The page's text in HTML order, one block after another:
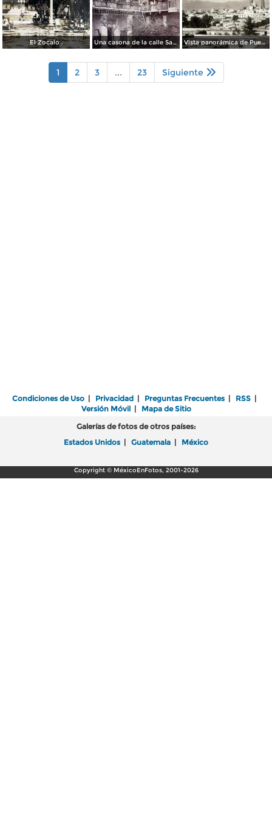
El Zocalo . Una casona de la calle Santa Ines # 5 ( Fechada el 5 de Mayo de 1892 ). Vista panorámica de Puebla, con volcanes Popocatépetl (izq.) e Iztaccíhuatl (der.)
1 2 3 ... 23 Siguiente
Condiciones de Uso | Privacidad | Preguntas Frecuentes | RSS |
Versión Móvil| Mapa de Sitio
Galerías de fotos de otros países:
Estados Unidos | Guatemala | México
Copyright © MéxicoEnFotos, 2001-2026